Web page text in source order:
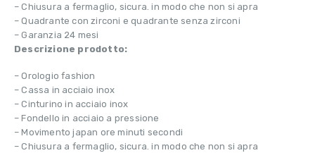
– Chiusura a fermaglio, sicura. in modo che non si apra
– Quadrante con zirconi e quadrante senza zirconi
– Garanzia 24 mesi
Descrizione prodotto:
– Orologio fashion
– Cassa in acciaio inox
– Cinturino in acciaio inox
– Fondello in acciaio a pressione
– Movimento japan ore minuti secondi
– Chiusura a fermaglio, sicura. in modo che non si apra